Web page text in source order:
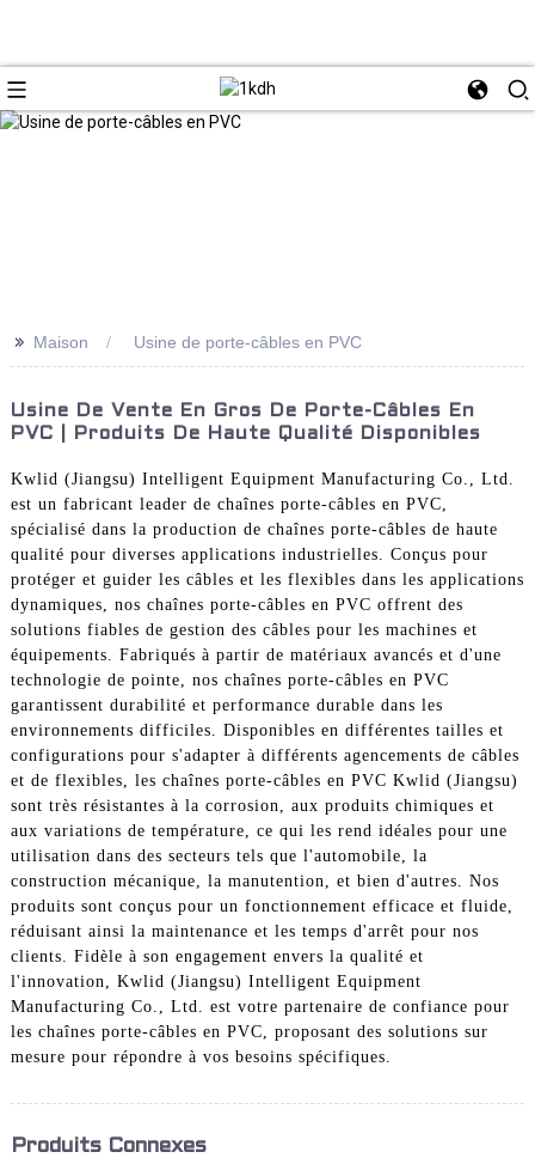
>> Maison Usine de porte-câbles en PVC
Usine De Vente En Gros De Porte-Câbles En
PVC | Produits De Haute Qualité Disponibles
Kwlid (Jiangsu) Intelligent Equipment Manufacturing Co., Ltd.
est un fabricant leader de chaînes porte-câbles en PVC,
spécialisé dans la production de chaînes porte-câbles de haute
qualité pour diverses applications industrielles. Conçus pour
protéger et guider les câbles et les flexibles dans les applications
dynamiques, nos chaînes porte-câbles en PVC offrent des
solutions fiables de gestion des câbles pour les machines et
équipements. Fabriqués à partir de matériaux avancés et d'une
technologie de pointe, nos chaînes porte-câbles en PVC
garantissent durabilité et performance durable dans les
environnements difficiles. Disponibles en différentes tailles et
configurations pour s'adapter à différents agencements de câbles
et de flexibles, les chaînes porte-câbles en PVC Kwlid (Jiangsu)
sont très résistantes à la corrosion, aux produits chimiques et
aux variations de température, ce qui les rend idéales pour une
utilisation dans des secteurs tels que l'automobile, la
construction mécanique, la manutention, et bien d'autres. Nos
produits sont conçus pour un fonctionnement efficace et fluide,
réduisant ainsi la maintenance et les temps d'arrêt pour nos
clients. Fidèle à son engagement envers la qualité et
l'innovation, Kwlid (Jiangsu) Intelligent Equipment
Manufacturing Co., Ltd. est votre partenaire de confiance pour
les chaînes porte-câbles en PVC, proposant des solutions sur
mesure pour répondre à vos besoins spécifiques.
Produits Connexes